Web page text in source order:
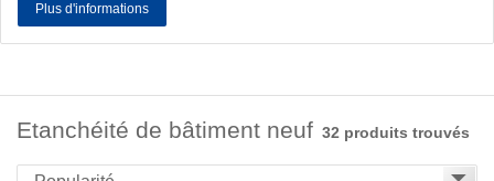
Plus d'informations
Etanchéité de bâtiment neuf 32 produits trouvés